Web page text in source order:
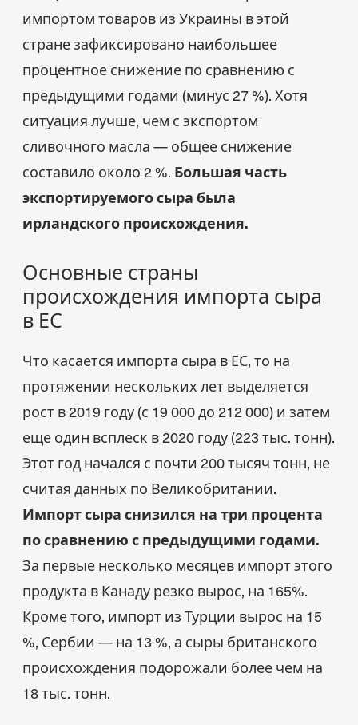
импортом товаров из Украины в этой
стране зафиксировано наибольшее
процентное снижение по сравнению с
предыдущими годами (минус 27 %). Хотя
ситуация лучше, чем с экспортом
сливочного масла — общее снижение
составило около 2 %. Большая часть
экспортируемого сыра была
ирландского происхождения.
Основные страны
происхождения импорта сыра
в ЕС
Что касается импорта сыра в ЕС, то на
протяжении нескольких лет выделяется
рост в 2019 году (с 19 000 до 212 000) и затем
еще один всплеск в 2020 году (223 тыс. тонн).
Этот год начался с почти 200 тысяч тонн, не
считая данных по Великобритании.
Импорт сыра снизился на три процента
по сравнению с предыдущими годами.
За первые несколько месяцев импорт этого
продукта в Канаду резко вырос, на 165%.
Кроме того, импорт из Турции вырос на 15
%, Сербии — на 13 %, а сыры британского
происхождения подорожали более чем на
18 тыс. тонн.